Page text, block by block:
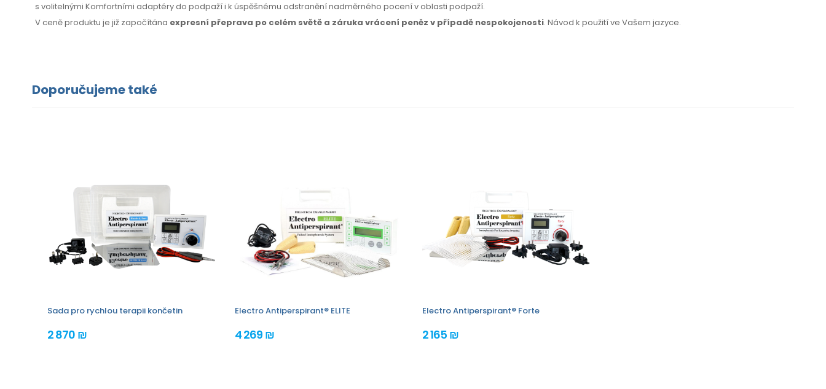
s volitelnými Komfortními adaptéry do podpaží i k úspěšnému odstranění nadměrného pocení v oblasti podpaží.
V ceně produktu je již započítána expresní přeprava po celém světě a záruka vrácení peněz v případě nespokojenosti. Návod k použitíve Vašem jazyce.
Doporučujeme také
Sada pro rychlou terapii končetin
2 870 ₪
Electro Antiperspirant® ELITE
4 269 ₪
Electro Antiperspirant® Forte
2 165 ₪